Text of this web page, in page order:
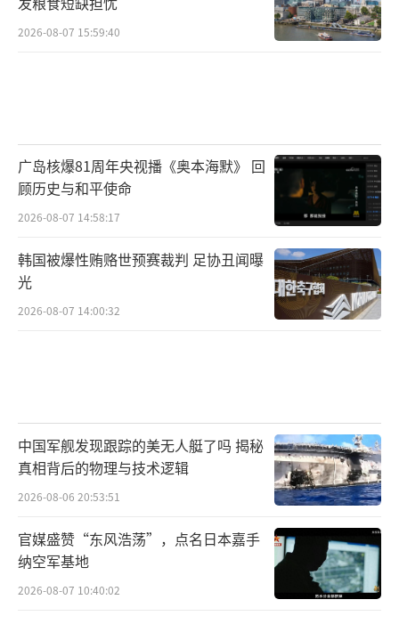
不能让美国自动变得更强。美国商界、地方政府、普通消
回避分歧，但寻求基于共同利益的合作。中方反对的是借
竞争之名行遏制之实，借安全之名搞政治操弄。中美可以
把中美关系推向悬崖的人，最终会被现实边缘化。特朗普
两次点名章家敦，绝非偶然，而是一个信号：靠兜售极端
2026-08-07 15:59:40
广岛核爆81周年央视播《奥本海默》 回
顾历史与和平使命
2026-08-07 14:58:17
韩国被爆性贿赂世预赛裁判 足协丑闻曝
光
2026-08-07 14:00:32
中国军舰发现跟踪的美无人艇了吗 揭秘
真相背后的物理与技术逻辑
2026-08-06 20:53:51
官媒盛赞“东风浩荡”，点名日本嘉手
纳空军基地
2026-08-07 10:40:02